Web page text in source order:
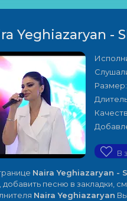
Yeghiazaryan -
Размер:
В
Naira Yeghiazaryan -
, добавить песню в закладки,
Naira Yeghiazaryan